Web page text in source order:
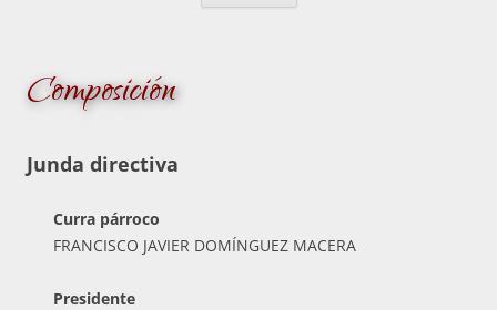
Composición
Junda directiva
Curra párroco
FRANCISCO JAVIER DOMÍNGUEZ MACERA
Presidente